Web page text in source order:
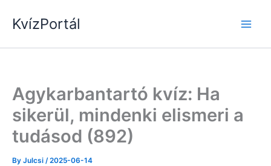
KvízPortál
Agykarbantartó kvíz: Ha
sikerül, mindenki elismeri a
tudásod (892)
By Julcsi /2025-06-14